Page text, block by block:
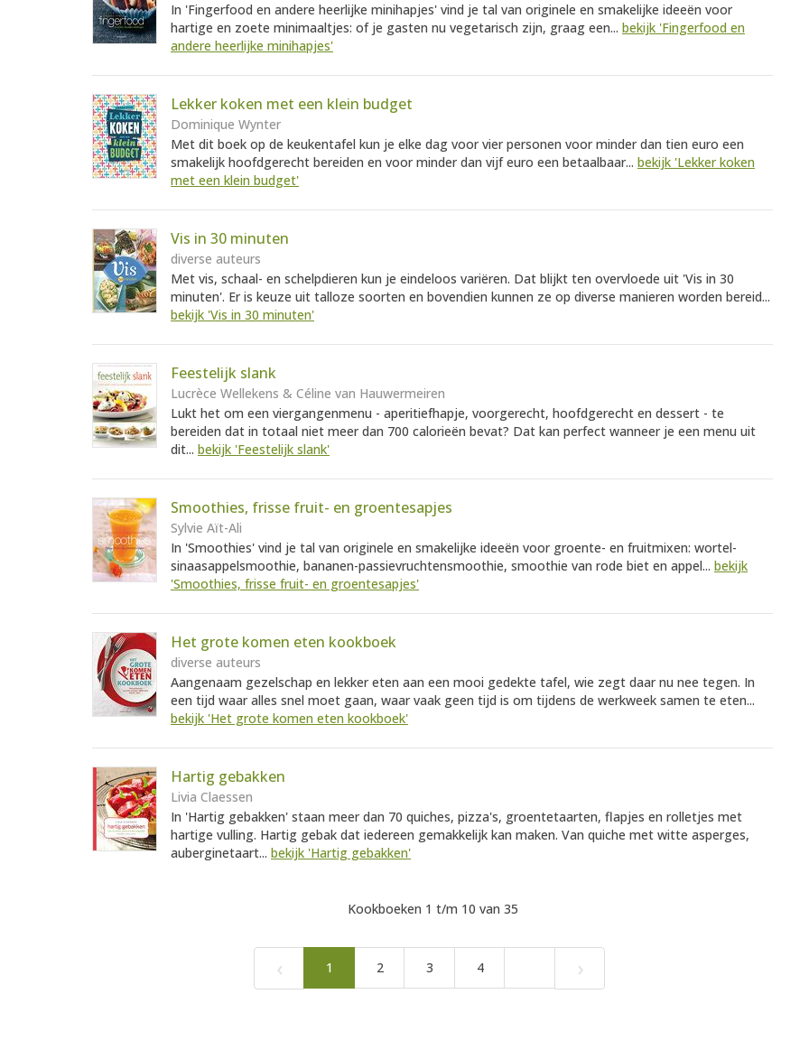
In 'Fingerfood en andere heerlijke minihapjes' vind je tal van originele en smakelijke ideeën voor
hartige en zoete minimaaltjes: of je gasten nu vegetarisch zijn, graag een... bekijk 'Fingerfood en
andere heerlijke minihapjes'
Lekker koken met een klein budget
Dominique Wynter
Met dit boek op de keukentafel kun je elke dag voor vier personen voor minder dan tien euro een
smakelijk hoofdgerecht bereiden en voor minder dan vijf euro een betaalbaar... bekijk 'Lekker koken
met een klein budget'
Vis in 30 minuten
diverse auteurs
Met vis, schaal- en schelpdieren kun je eindeloos variëren. Dat blijkt ten overvloede uit 'Vis in 30
minuten'. Er is keuze uit talloze soorten en bovendien kunnen ze op diverse manieren worden bereid...
bekijk 'Vis in 30 minuten'
Feestelijk slank
Lucrèce Wellekens & Céline van Hauwermeiren
Lukt het om een viergangenmenu - aperitiefhapje, voorgerecht, hoofdgerecht en dessert - te
bereiden dat in totaal niet meer dan 700 calorieën bevat? Dat kan perfect wanneer je een menu uit
dit... bekijk 'Feestelijk slank'
Smoothies, frisse fruit- en groentesapjes
Sylvie Aït-Ali
In 'Smoothies' vind je tal van originele en smakelijke ideeën voor groente- en fruitmixen: wortel-
sinaasappelsmoothie, bananen-passievruchtensmoothie, smoothie van rode biet en appel... bekijk
'Smoothies, frisse fruit- en groentesapjes'
Het grote komen eten kookboek
diverse auteurs
Aangenaam gezelschap en lekker eten aan een mooi gedekte tafel, wie zegt daar nu nee tegen. In
een tijd waar alles snel moet gaan, waar vaak geen tijd is om tijdens de werkweek samen te eten...
bekijk 'Het grote komen eten kookboek'
Hartig gebakken
Livia Claessen
In 'Hartig gebakken' staan meer dan 70 quiches, pizza's, groentetaarten, flapjes en rolletjes met
hartige vulling. Hartig gebak dat iedereen gemakkelijk kan maken. Van quiche met witte asperges,
auberginetaart... bekijk 'Hartig gebakken'
Kookboeken 1 t/m 10 van 35
‹ 1 2 3 4 ›